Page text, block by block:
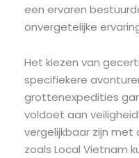
een ervaren
onvergetelijke
Het kiezen van
specifiekere
grottenexpedities
voldoet aan
vergelijkbaar zijn met
zoals Local Vietnam